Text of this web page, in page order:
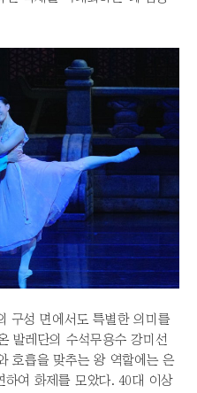
구성 면에서도 특별한 의미를
발레단의 수석무용수 강미선
호흡을 맞추는 왕 역할에는 은
하여 화제를 모았다. 40대 이상